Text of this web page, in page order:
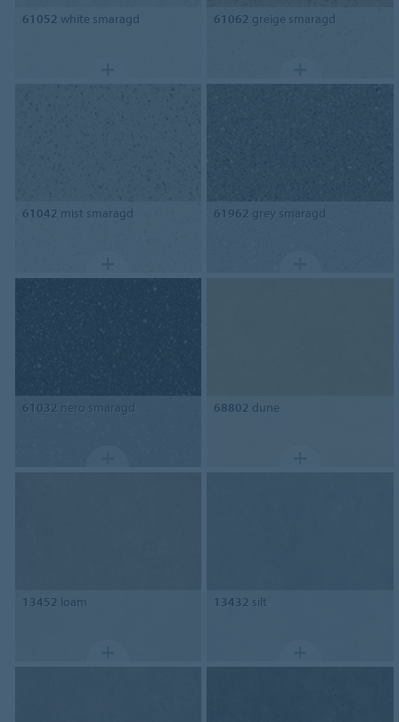
61052 white smaragd 61062 greige smaragd
61042 mist smaragd 61962 grey smaragd
61032 nero smaragd 68802 dune
13452 loam 13432 silt